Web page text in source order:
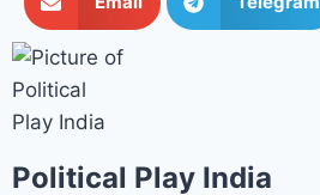
Political Play India